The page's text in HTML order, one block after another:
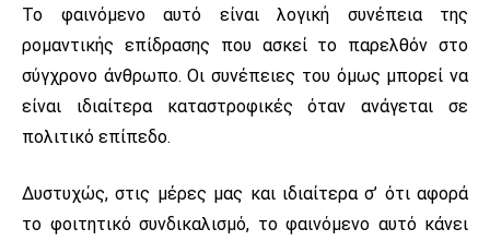
Το φαινόμενο αυτό είναι λογική συνέπεια της
ρομαντικής επίδρασης που ασκεί το παρελθόν στο
σύγχρονο άνθρωπο. Οι συνέπειες του όμως μπορεί να
είναι ιδιαίτερα καταστροφικές όταν ανάγεται σε
πολιτικό επίπεδο.
Δυστυχώς, στις μέρες μας και ιδιαίτερα σ’ ότι αφορά
το φοιτητικό συνδικαλισμό, το φαινόμενο αυτό κάνει